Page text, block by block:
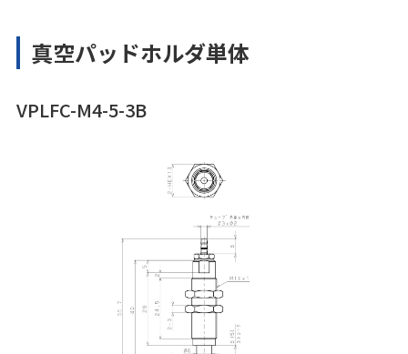
真空パッドホルダ単体
VPLFC-M4-5-3B